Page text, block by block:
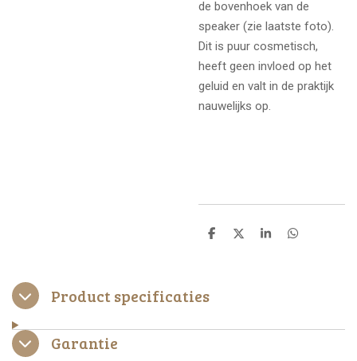
de bovenhoek van de
speaker (zie laatste foto).
Dit is puur cosmetisch,
heeft geen invloed op het
geluid en valt in de praktijk
nauwelijks op.
D
D
S
D
Product specificaties
Garantie